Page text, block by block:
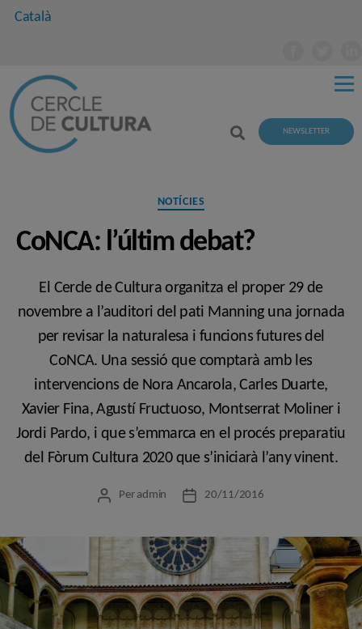
Català
NEWSLETTER
Categories
NOTÍCIES
CoNCA: l’últim debat?
El Cercle de Cultura organitza el proper 29 de
novembre a l’auditori del pati Manning una jornada
per revisar la naturalesa i funcions futures del
CoNCA. Una sessió que comptarà amb les
intervencions de Nora Ancarola, Carles Duarte,
Xavier Fina, Agustí Fructuoso, Montserrat Moliner i
Jordi Pardo, i que s’emmarca en el procés preparatiu
del Fòrum Cultura 2020 que s’iniciarà l’any vinent.
Autor
Per admin
Data20/11/2016